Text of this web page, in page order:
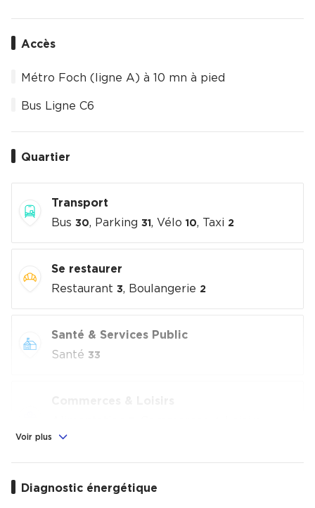
Accès
Métro Foch (ligne A) à 10 mn à pied
Bus Ligne C6
Quartier
Transport
Bus 30, Parking 31 , Vélo 10, Taxi 2
Se restaurer
Restaurant 3, Boulangerie 2
Santé & Services Public
Santé 33
culturels
Éducation
Voir plus
Diagnostic énergétique